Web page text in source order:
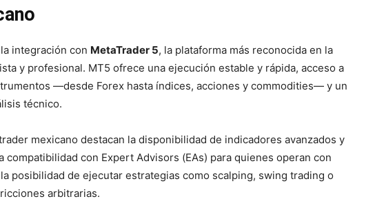
integración con MetaTrader 5, la plataforma más reconocida en la
y profesional. MT5 ofrece una ejecución estable y rápida, acceso a
—desde Forex hasta índices, acciones y commodities— y un
técnico.
mexicano destacan la disponibilidad de indicadores avanzados y
compatibilidad con Expert Advisors (EAs) para quienes operan con
posibilidad de ejecutar estrategias como scalping, swing trading o
arbitrarias.